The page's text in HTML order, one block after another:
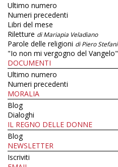
Ultimo numero
Numeri precedenti
Libri del mese
Riletture di Mariapia Veladiano
Parole delle religioni di Piero Stefani
"Io non mi vergogno del Vangelo"
DOCUMENTI
Ultimo numero
Numeri precedenti
MORALIA
Blog
Dialoghi
IL REGNO DELLE DONNE
Blog
NEWSLETTER
Iscriviti